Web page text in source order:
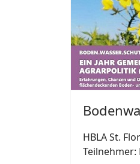
HBLA St.